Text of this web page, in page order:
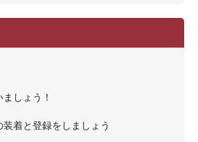
しょう！
着と登録をしましょう